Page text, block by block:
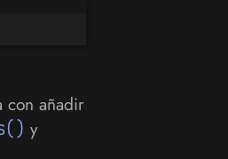
con añadir
y